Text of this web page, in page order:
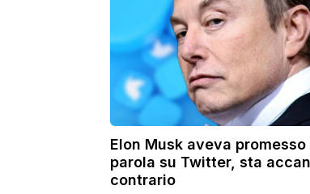
Elon Musk aveva
parola su Twitter, sta
contrario